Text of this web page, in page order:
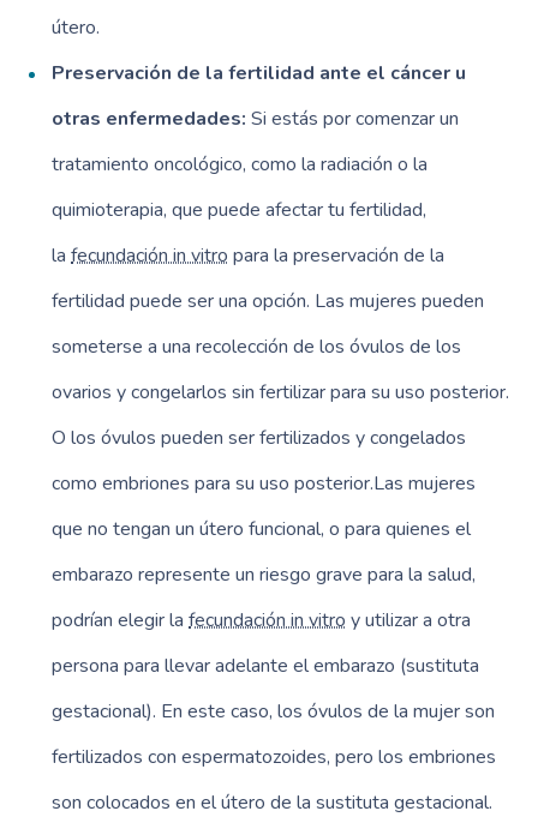
útero.
Preservación de la fertilidad ante el cáncer u
otras enfermedades: Si estás por comenzar un
tratamiento oncológico, como la radiación o la
quimioterapia, que puede afectar tu fertilidad,
lafecundación in vitro para la preservación de la
fertilidad puede ser una opción. Las mujeres pueden
someterse a una recolección de los óvulos de los
ovarios y congelarlos sin fertilizar para su uso posterior.
O los óvulos pueden ser fertilizados y congelados
como embriones para su uso posterior.Las mujeres
que no tengan un útero funcional, o para quienes el
embarazo represente un riesgo grave para la salud,
podrían elegir lafecundación in vitro y utilizar a otra
persona para llevar adelante el embarazo (sustituta
gestacional). En este caso, los óvulos de la mujer son
fertilizados con espermatozoides, pero los embriones
son colocados en el útero de la sustituta gestacional.